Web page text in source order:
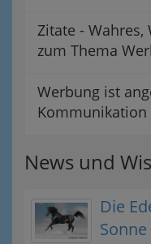
Zitate - Wahres,
zum Thema
Werbung ist
Kommunikation
News und
Die
Sonne